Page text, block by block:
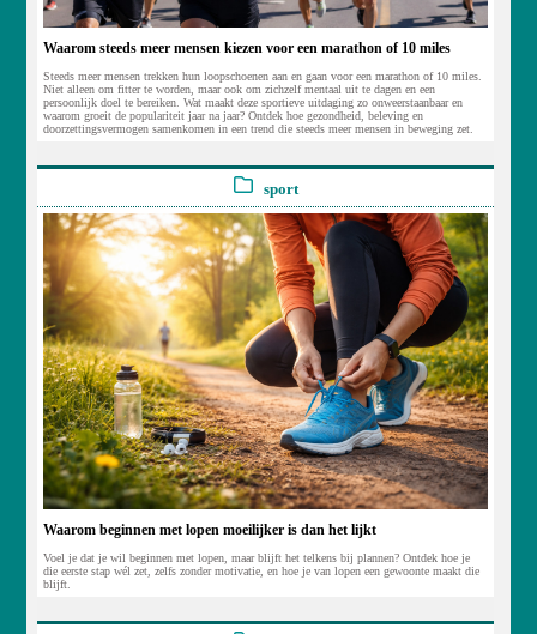
Waarom steeds meer mensen kiezen voor een marathon of 10 miles
Steeds meer mensen trekken hun loopschoenen aan en gaan voor een marathon of 10 miles.
Niet alleen om fitter te worden, maar ook om zichzelf mentaal uit te dagen en een
persoonlijk doel te bereiken. Wat maakt deze sportieve uitdaging zo onweerstaanbaar en
waarom groeit de populariteit jaar na jaar? Ontdek hoe gezondheid, beleving en
doorzettingsvermogen samenkomen in een trend die steeds meer mensen in beweging zet.
sport
Waarom beginnen met lopen moeilijker is dan het lijkt
Voel je dat je wil beginnen met lopen, maar blijft het telkens bij plannen? Ontdek hoe je
die eerste stap wél zet, zelfs zonder motivatie, en hoe je van lopen een gewoonte maakt die
blijft.